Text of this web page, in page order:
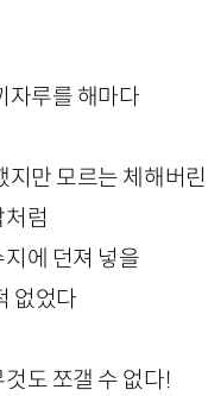
자루를 해마다
지만 모르는 체해버린
럼
에 던져 넣을
없었다
도 쪼갤 수 없다!